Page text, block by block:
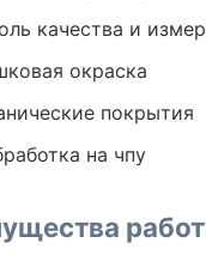
качества и
окраска
покрытия
на чпу